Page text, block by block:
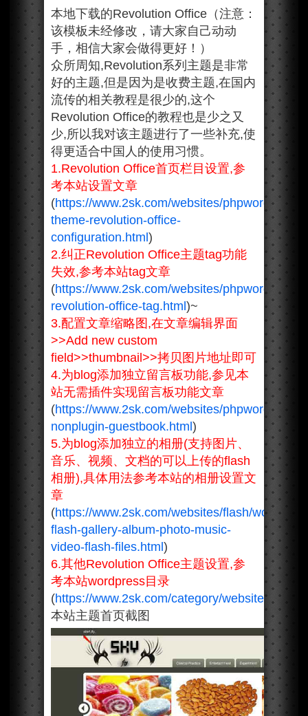
本地下载的Revolution Office（注意：
该模板未经修改，请大家自己动动
手，相信大家会做得更好！）
众所周知,Revolution系列主题是非常
好的主题,但是因为是收费主题,在国内
流传的相关教程是很少的,这个
Revolution Office的教程也是少之又
少,所以我对该主题进行了一些补充,使
得更适合中国人的使用习惯。
1.Revolution Office首页栏目设置,参
考本站设置文章
(https://www.2sk.com/websites/phpwordpress/
theme-revolution-office-
configuration.html )
2.纠正Revolution Office主题tag功能
失效,参考本站tag文章
(https://www.2sk.com/websites/phpwordpress/
revolution-office-tag.html )~
3.配置文章缩略图,在文章编辑界面
>>Add new custom
field>>thumbnail>>拷贝图片地址即可
4.为blog添加独立留言板功能,参见本
站无需插件实现留言板功能文章
(https://www.2sk.com/websites/phpwordpress/
nonplugin-guestbook.html )
5.为blog添加独立的相册(支持图片、
音乐、视频、文档的可以上传的flash
相册),具体用法参考本站的相册设置文
章
(https://www.2sk.com/websites/flash/
flash-gallery-album-photo-music-
video-flash-files.html )
6.其他Revolution Office主题设置,参
考本站wordpress目录
(https://www.2sk.com/category/websites/
本站主题首页截图